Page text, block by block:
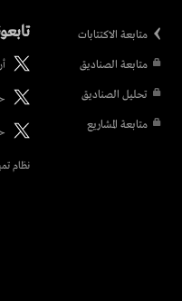
متابعة الاكتتابات
متابعة الصناديق
تحليل الصناديق
متابعة المشاريع
نظام